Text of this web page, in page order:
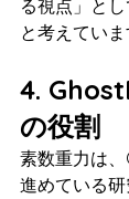
る視点」と
と考えていま
4.
の役割
素数重力は
進めている